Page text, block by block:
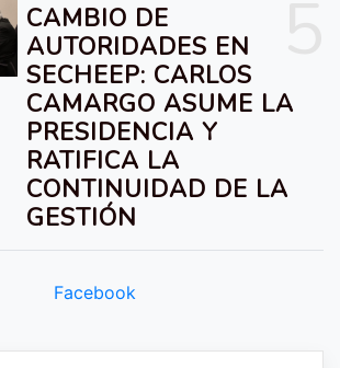
CAMBIO DE
AUTORIDADES EN
SECHEEP: CARLOS
CAMARGO ASUME LA
PRESIDENCIA Y
RATIFICA LA
CONTINUIDAD DE LA
GESTIÓN
Facebook